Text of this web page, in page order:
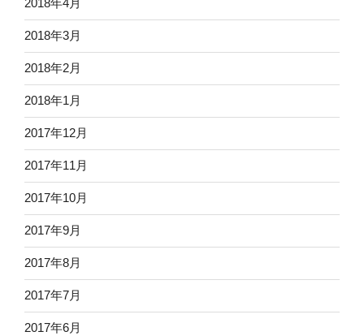
2018年4月
2018年3月
2018年2月
2018年1月
2017年12月
2017年11月
2017年10月
2017年9月
2017年8月
2017年7月
2017年6月